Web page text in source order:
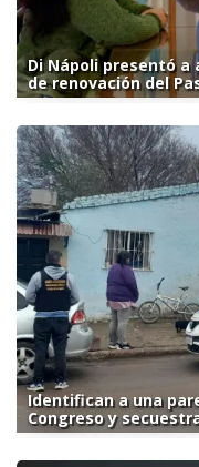
Di Nápoli presentó
de renovación del
Identifican a una
Congreso y